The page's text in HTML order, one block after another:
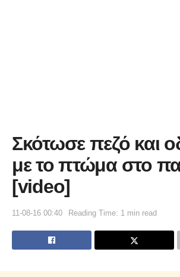
Σκότωσε πεζό και
με το πτώμα στο
[video]
11-08-16 00:40 Reading Time: 1 min read